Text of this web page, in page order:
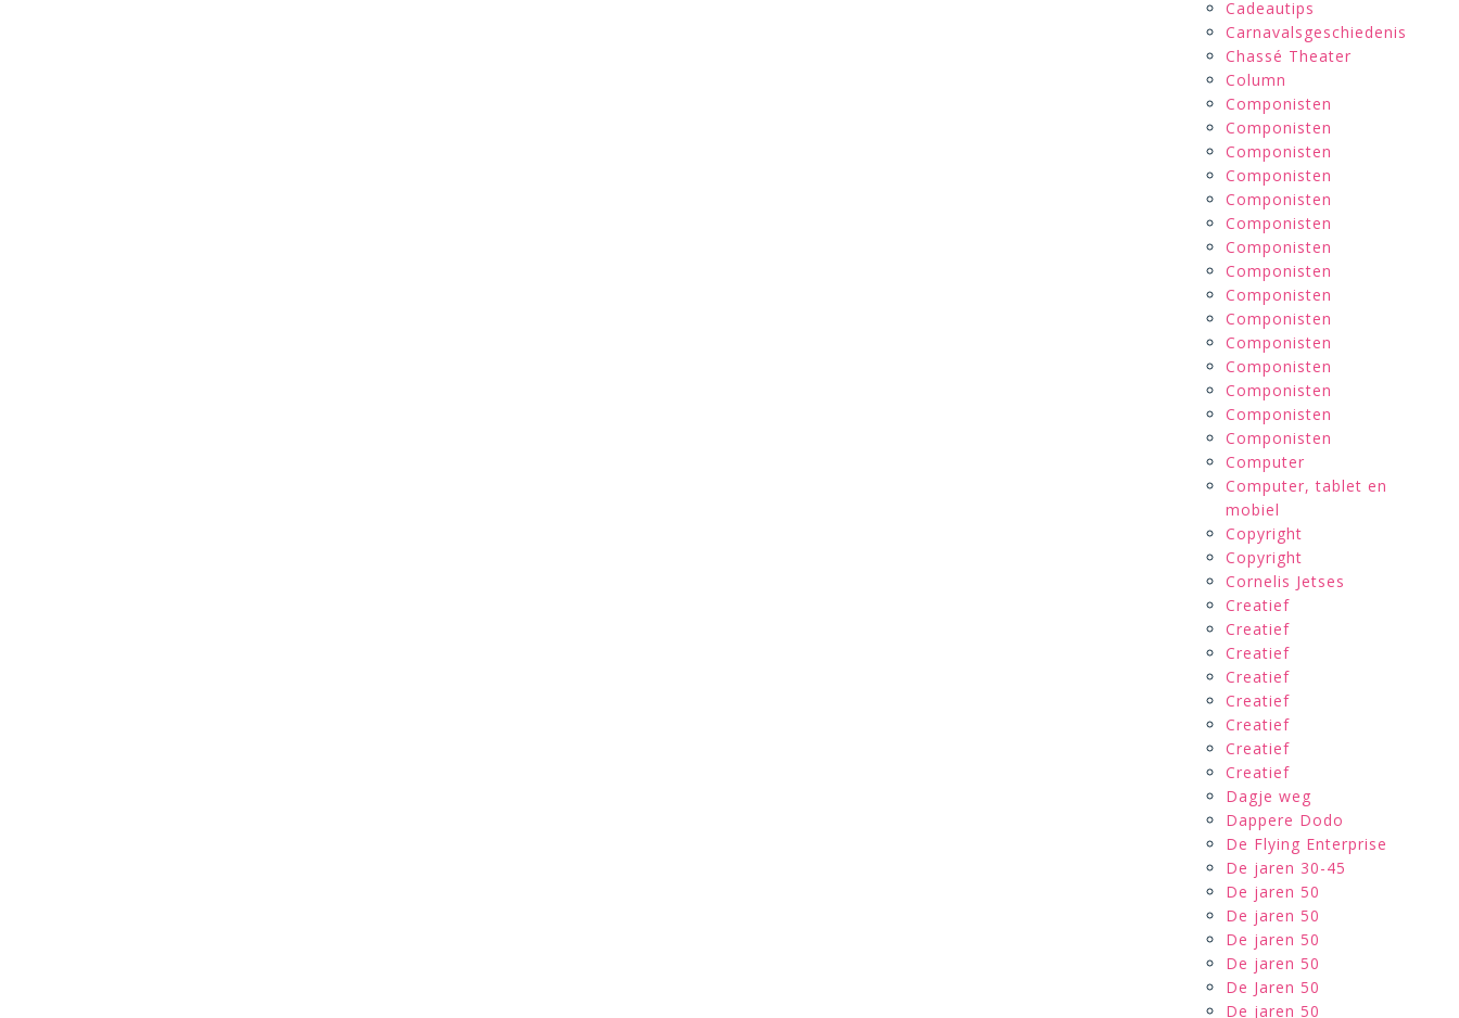
Cadeautips
Carnavalsgeschiedenis
Chassé Theater
Column
Componisten
Componisten
Componisten
Componisten
Componisten
Componisten
Componisten
Componisten
Componisten
Componisten
Componisten
Componisten
Componisten
Componisten
Componisten
Computer
Computer, tablet en
mobiel
Copyright
Copyright
Cornelis Jetses
Creatief
Creatief
Creatief
Creatief
Creatief
Creatief
Creatief
Creatief
Dagje weg
Dappere Dodo
De Flying Enterprise
De jaren 30-45
De jaren 50
De jaren 50
De jaren 50
De jaren 50
De Jaren 50
De jaren 50